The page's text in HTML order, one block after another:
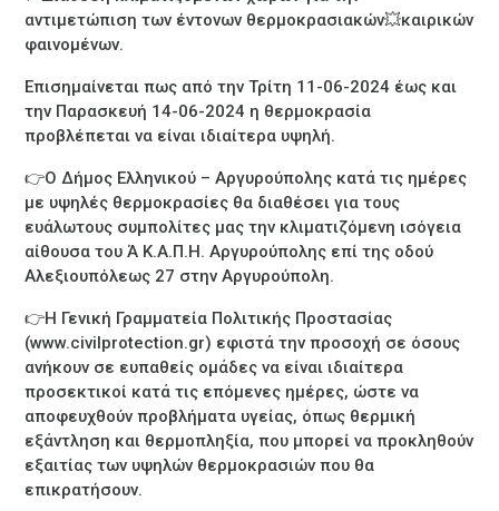
αντιμετώπιση των έντονων θερμοκρασιακών💥καιρικών
φαινομένων.
Επισημαίνεται πως από την Τρίτη 11-06-2024 έως και
την Παρασκευή 14-06-2024 η θερμοκρασία
προβλέπεται να είναι ιδιαίτερα υψηλή.
👉Ο Δήμος Ελληνικού – Αργυρούπολης κατά τις ημέρες
με υψηλές θερμοκρασίες θα διαθέσει για τους
ευάλωτους συμπολίτες μας την κλιματιζόμενη ισόγεια
αίθουσα του Ά Κ.Α.Π.Η. Αργυρούπολης επί της οδού
Αλεξιουπόλεως 27 στην Αργυρούπολη.
👉Η Γενική Γραμματεία Πολιτικής Προστασίας
(www.civilprotection.gr) εφιστά την προσοχή σε όσους
ανήκουν σε ευπαθείς ομάδες να είναι ιδιαίτερα
προσεκτικοί κατά τις επόμενες ημέρες, ώστε να
αποφευχθούν προβλήματα υγείας, όπως θερμική
εξάντληση και θερμοπληξία, που μπορεί να προκληθούν
εξαιτίας των υψηλών θερμοκρασιών που θα
επικρατήσουν.